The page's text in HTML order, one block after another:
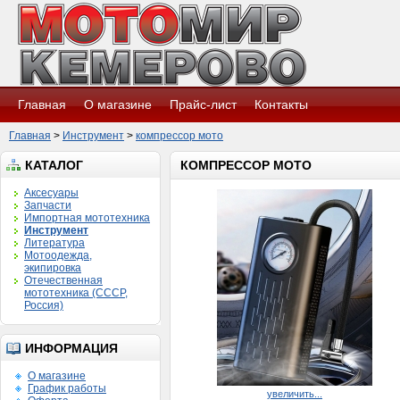
Главная О магазине Прайс-лист Контакты
Главная > Инструмент > компрессор мото
КАТАЛОГ
Аксесуары
Запчасти
Импортная мототехника
Инструмент
Литература
Мотоодежда,
экипировка
Отечественная
мототехника (СССР,
Россия)
ИНФОРМАЦИЯ
О магазине
График работы
КОМПРЕССОР МОТО
увеличить...